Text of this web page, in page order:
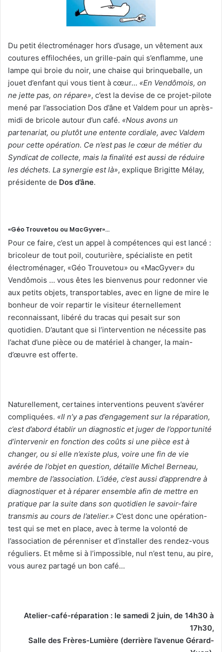
Du petit électroménager hors d’usage, un vêtement aux
coutures effilochées, un grille-pain qui s’enflamme, une
lampe qui broie du noir, une chaise qui brinqueballe, un
jouet d’enfant qui vous tient à cœur… «En Vendômois, on
ne jette pas, on répare», c’est la devise de ce projet-pilote
mené par l’association Dos d’âne et Valdem pour un après-
midi de bricole autour d’un café. «Nous avons un
partenariat, ou plutôt une entente cordiale, avec Valdem
pour cette opération. Ce n’est pas le cœur de métier du
Syndicat de collecte, mais la finalité est aussi de réduire
les déchets. La synergie est là», explique Brigitte Mélay,
présidente de Dos d’âne.
«Géo Trouvetou ou MacGyver»…
Pour ce faire, c’est un appel à compétences qui est lancé :
bricoleur de tout poil, couturière, spécialiste en petit
électroménager, «Géo Trouvetou» ou «MacGyver» du
Vendômois … vous êtes les bienvenus pour redonner vie
aux petits objets, transportables, avec en ligne de mire le
bonheur de voir repartir le visiteur éternellement
reconnaissant, libéré du tracas qui pesait sur son
quotidien. D’autant que si l’intervention ne nécessite pas
l’achat d’une pièce ou de matériel à changer, la main-
d’œuvre est offerte.
Naturellement, certaines interventions peuvent s’avérer
compliquées. «Il n’y a pas d’engagement sur la réparation,
c’est d’abord établir un diagnostic et juger de l’opportunité
d’intervenir en fonction des coûts si une pièce est à
changer, ou si elle n’existe plus, voire une fin de vie
avérée de l’objet en question, détaille Michel Berneau,
membre de l’association. L’idée, c’est aussi d’apprendre à
diagnostiquer et à réparer ensemble afin de mettre en
pratique par la suite dans son quotidien le savoir-faire
transmis au cours de l’atelier.» C’est donc une opération-
test qui se met en place, avec à terme la volonté de
l’association de pérenniser et d’installer des rendez-vous
réguliers. Et même si à l’impossible, nul n’est tenu, au pire,
vous aurez partagé un bon café…
Atelier-café-réparation : le samedi 2 juin, de 14h30 à
17h30,
Salle des Frères-Lumière (derrière l’avenue Gérard-